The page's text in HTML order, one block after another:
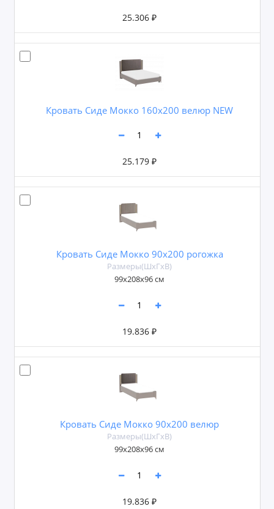
25.306 ₽
Кровать Сиде Мокко 160х200 велюр NEW
25.179 ₽
Кровать Сиде Мокко 90х200 рогожка
Размеры(ШxГxВ)
99х208х96 см
19.836 ₽
Кровать Сиде Мокко 90х200 велюр
Размеры(ШxГxВ)
99х208х96 см
19.836 ₽